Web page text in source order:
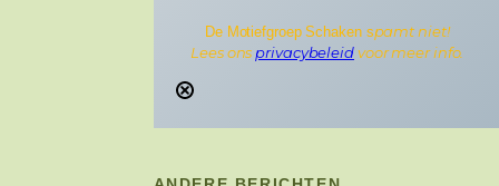
De Motiefgroep Schaken spamt niet!
Lees ons privacybeleidvoor meer info.